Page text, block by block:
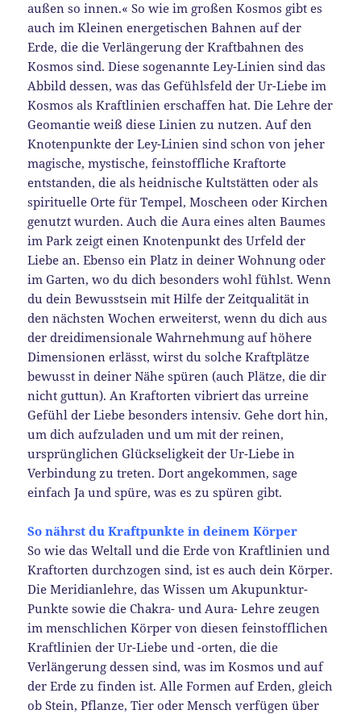
außen so innen.« So wie im großen Kosmos gibt es
auch im Kleinen energetischen Bahnen auf der
Erde, die die Verlängerung der Kraftbahnen des
Kosmos sind. Diese sogenannte Ley-Linien sind das
Abbild dessen, was das Gefühlsfeld der Ur-Liebe im
Kosmos als Kraftlinien erschaffen hat. Die Lehre der
Geomantie weiß diese Linien zu nutzen. Auf den
Knotenpunkte der Ley-Linien sind schon von jeher
magische, mystische, feinstoffliche Kraftorte
entstanden, die als heidnische Kultstätten oder als
spirituelle Orte für Tempel, Moscheen oder Kirchen
genutzt wurden. Auch die Aura eines alten Baumes
im Park zeigt einen Knotenpunkt des Urfeld der
Liebe an. Ebenso ein Platz in deiner Wohnung oder
im Garten, wo du dich besonders wohl fühlst. Wenn
du dein Bewusstsein mit Hilfe der Zeitqualität in
den nächsten Wochen erweiterst, wenn du dich aus
der dreidimensionale Wahrnehmung auf höhere
Dimensionen erlässt, wirst du solche Kraftplätze
bewusst in deiner Nähe spüren (auch Plätze, die dir
nicht guttun). An Kraftorten vibriert das urreine
Gefühl der Liebe besonders intensiv. Gehe dort hin,
um dich aufzuladen und um mit der reinen,
ursprünglichen Glückseligkeit der Ur-Liebe in
Verbindung zu treten. Dort angekommen, sage
einfach Ja und spüre, was es zu spüren gibt.
So nährst du Kraftpunkte in deinem Körper
So wie das Weltall und die Erde von Kraftlinien und
Kraftorten durchzogen sind, ist es auch dein Körper.
Die Meridianlehre, das Wissen um Akupunktur-
Punkte sowie die Chakra- und Aura- Lehre zeugen
im menschlichen Körper von diesen feinstofflichen
Kraftlinien der Ur-Liebe und -orten, die die
Verlängerung dessen sind, was im Kosmos und auf
der Erde zu finden ist. Alle Formen auf Erden, gleich
ob Stein, Pflanze, Tier oder Mensch verfügen über